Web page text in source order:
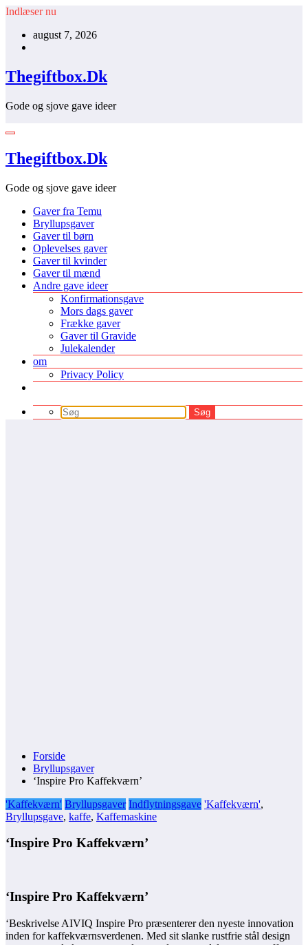
Videre
indhold
Indlæser nu
august 7, 2026
Thegiftbox.Dk
Gode og sjove gave ideer
Thegiftbox.Dk
Gode og sjove gave ideer
Gaver fra Temu
Bryllupsgaver
Gaver til børn
Oplevelses gaver
Gaver til kvinder
Gaver til mænd
Andre gave ideer
Konfirmationsgave
Mors dags gaver
Frække gaver
Gaver til Gravide
Julekalender
om
Privacy Policy
Forside
Bryllupsgaver
‘Inspire Pro Kaffekværn’
'Kaffekværn' Bryllupsgaver Indflytningsgave 'Kaffekværn',
Bryllupsgave, kaffe, Kaffemaskine
‘Inspire Pro Kaffekværn’
‘Inspire Pro Kaffekværn’
‘Beskrivelse AIVIQ Inspire Pro præsenterer den nyeste innovation
inden for kaffekværnsverdenen. Med sit slanke rustfrie stål design